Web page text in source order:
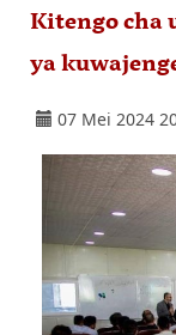
Kitengo cha
ya
07 Mei 2024